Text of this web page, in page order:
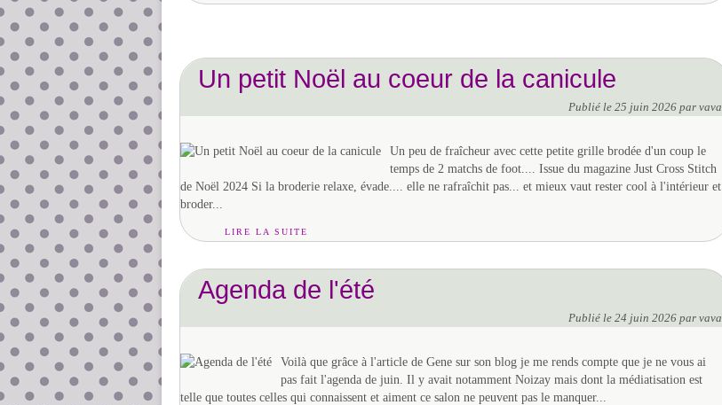
Un petit Noël au coeur de la canicule
Publié le 25 juin 2026 par vava
Un peu de fraîcheur avec cette petite grille brodée d'un coup le
temps de 2 matchs de foot.... Issue du magazine Just Cross Stitch
de Noël 2024 Si la broderie relaxe, évade.... elle ne rafraîchit pas... et mieux vaut rester cool à l'intérieur et
broder...
LIRE LA SUITE
Agenda de l'été
Publié le 24 juin 2026 par vava
Voilà que grâce à l'article de Gene sur son blog je me rends compte que je ne vous ai
pas fait l'agenda de juin. Il y avait notamment Noizay mais dont la médiatisation est
telle que toutes celles qui connaissent et aiment ce salon ne peuvent pas le manquer...